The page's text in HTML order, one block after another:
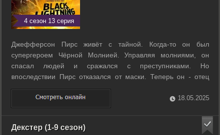
4 сезон 13 серия
Джефферсон Пирс живёт с тайной. Когда-то он был
супергероем Чёрной Молнией. Управляя молниями, он
спасал людей и сражался с преступниками. Но
впоследствии Пирс отказался от маски. Теперь он - отец
двух дочек и директор школы, которая служит прибежищем
для трудных подростков. Но когда в городе появляется
новая опасная банда, Чёрная Молния вынужден ...
18.05.2025
Декстер (1-9 сезон)